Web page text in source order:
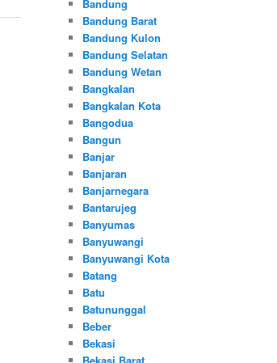
Bandung
Bandung Barat
Bandung Kulon
Bandung Selatan
Bandung Wetan
Bangkalan
Bangkalan Kota
Bangodua
Bangun
Banjar
Banjaran
Banjarnegara
Bantarujeg
Banyumas
Banyuwangi
Banyuwangi Kota
Batang
Batu
Batununggal
Beber
Bekasi